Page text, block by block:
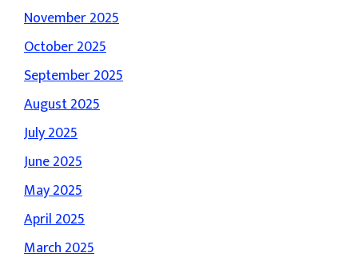
November 2025
October 2025
September 2025
August 2025
July 2025
June 2025
May 2025
April 2025
March 2025